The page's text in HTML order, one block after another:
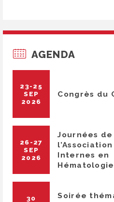
AGENDA
23-25
SEP
2026
Congrès du
26-27
SEP
2026
Journées de
Internes en
Hématologie
30
Soirée